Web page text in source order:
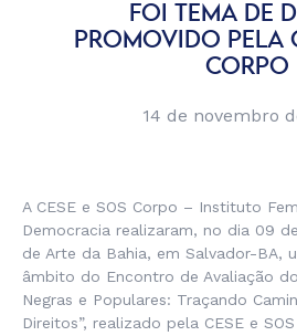
FOI TEMA DE
PROMOVIDO PELA
CORPO
14 de novembro
A CESE e SOS Corpo – Instituto
Democracia realizaram, no dia 09
de Arte da Bahia, em Salvador-BA,
âmbito do Encontro de Avaliação
Negras e Populares: Traçando
Direitos”, realizado pela CESE e